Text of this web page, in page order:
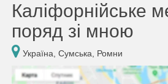
Каліфорнійське
поряд зі мною
Україна, Сумська, Ромни